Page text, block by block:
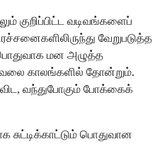
குறிப்பிட்ட வடிவங்களைப்
வேறுபடுத்த
மன அழுத்த
காலங்களில் தோன்றும்.
வந்துபோகும் போக்கைக்
பொதுவான